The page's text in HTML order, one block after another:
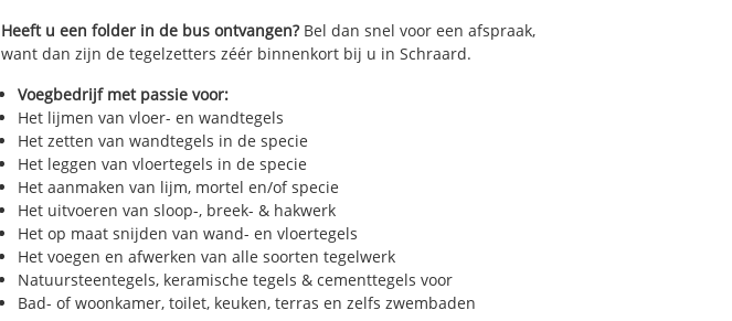
Heeft u een folder in de bus ontvangen?Bel dan snel voor een afspraak,
want dan zijn de tegelzetters zéér binnenkort bij u in Schraard.
Voegbedrijf met passie voor:
Het lijmen van vloer- en wandtegels
Het zetten van wandtegels in de specie
Het leggen van vloertegels in de specie
Het aanmaken van lijm, mortel en/of specie
Het uitvoeren van sloop-, breek- & hakwerk
Het op maat snijden van wand- en vloertegels
Het voegen en afwerken van alle soorten tegelwerk
Natuursteentegels, keramische tegels & cementtegels voor
Bad- of woonkamer, toilet, keuken, terras en zelfs zwembaden